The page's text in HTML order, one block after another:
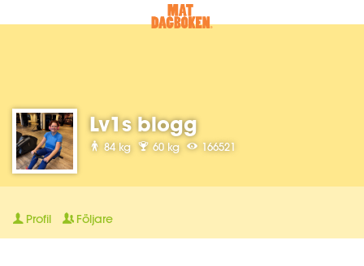
Lv1s blogg
84 kg 60 kg 166521
Profil Följare